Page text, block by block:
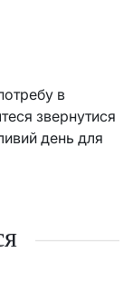
в
звернутися
день для